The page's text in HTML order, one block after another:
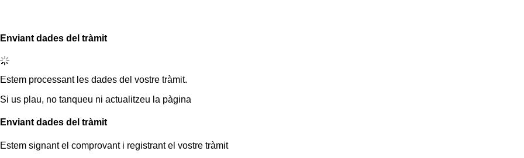
Enviant dades del tràmit
Estem processant les dades del vostre tràmit.
Si us plau, no tanqueu ni actualitzeu la pàgina
Enviant dades del tràmit
Estem signant el comprovant i registrant el vostre tràmit